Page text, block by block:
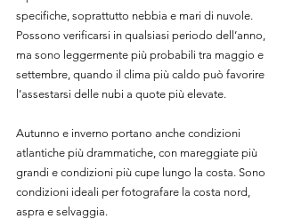
specifiche, soprattutto nebbia e mari di nuvole.
Possono verificarsi in qualsiasi periodo dell’anno,
ma sono leggermente più probabili tra maggio e
settembre, quando il clima più caldo può favorire
l’assestarsi delle nubi a quote più elevate.
Autunno e inverno portano anche condizioni
atlantiche più drammatiche, con mareggiate più
grandi e condizioni più cupe lungo la costa. Sono
condizioni ideali per fotografare la costa nord,
aspra e selvaggia.